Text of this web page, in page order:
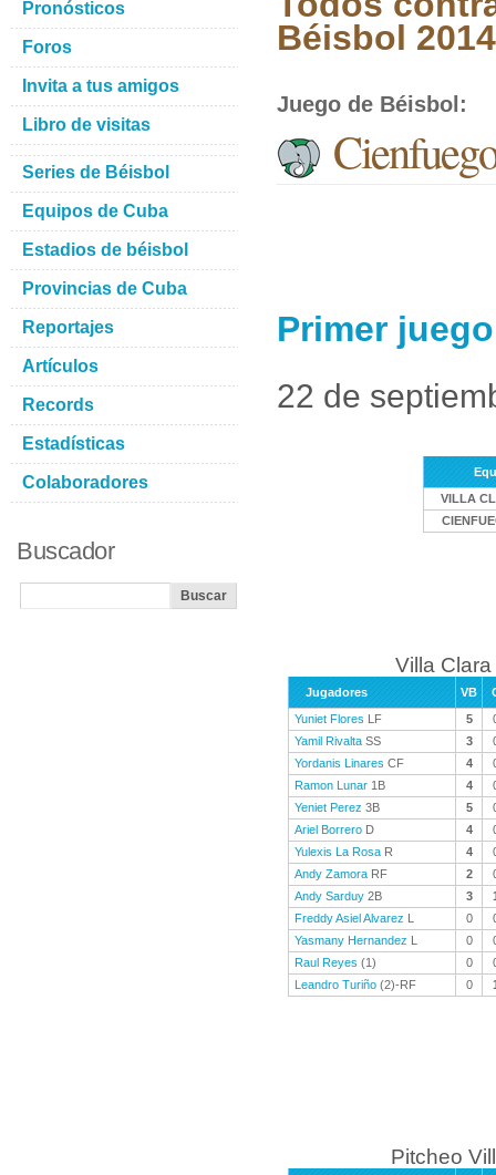
Béisbol
Juego de Béisbol :
Primer
22 de
VILLA
Villa
Jugadores VB
Yuniet Flores LF 5
Yamil Rivalta SS 3
Yordanis Linares CF 4
Ramon Lunar 1B 4
Yeniet Perez 3B 5
Ariel Borrero D 4
Yulexis La Rosa R 4
Andy Zamora RF 2
Andy Sarduy 2B 3
Freddy Asiel Alvarez L 0
Yasmany Hernandez L 0
Raul Reyes (1) 0
Leandro Turiño (2)-RF 0
Pitcheo
Pronósticos
Foros
Invita a tus amigos
Libro de visitas
Series de Béisbol
Equipos de Cuba
Estadios de béisbol
Provincias de Cuba
Reportajes
Artículos
Records
Estadísticas
Colaboradores
Buscador